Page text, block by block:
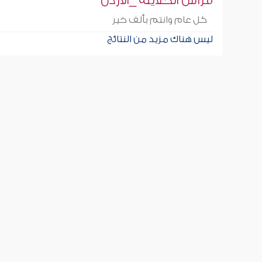
كل عام وانتم بألف خير
ليس هناك مزيد من النتائج